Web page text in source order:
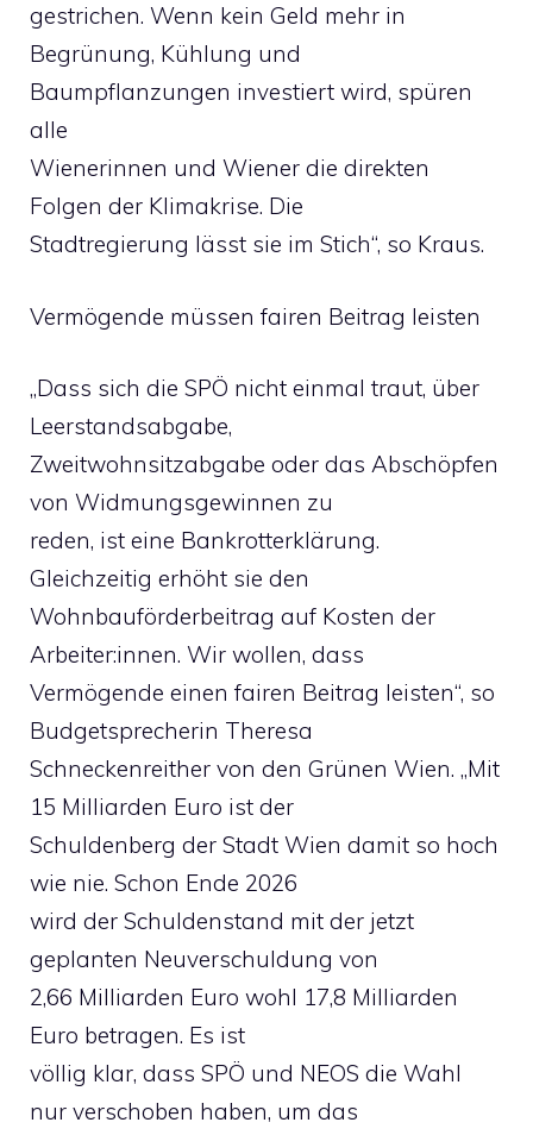
gestrichen. Wenn kein Geld mehr in
Begrünung, Kühlung und
Baumpflanzungen investiert wird, spüren
alle
Wienerinnen und Wiener die direkten
Folgen der Klimakrise. Die
Stadtregierung lässt sie im Stich“, so Kraus.
Vermögende müssen fairen Beitrag leisten
„Dass sich die SPÖ nicht einmal traut, über
Leerstandsabgabe,
Zweitwohnsitzabgabe oder das Abschöpfen
von Widmungsgewinnen zu
reden, ist eine Bankrotterklärung.
Gleichzeitig erhöht sie den
Wohnbauförderbeitrag auf Kosten der
Arbeiter:innen. Wir wollen, dass
Vermögende einen fairen Beitrag leisten“, so
Budgetsprecherin Theresa
Schneckenreither von den Grünen Wien. „Mit
15 Milliarden Euro ist der
Schuldenberg der Stadt Wien damit so hoch
wie nie. Schon Ende 2026
wird der Schuldenstand mit der jetzt
geplanten Neuverschuldung von
2,66 Milliarden Euro wohl 17,8 Milliarden
Euro betragen. Es ist
völlig klar, dass SPÖ und NEOS die Wahl
nur verschoben haben, um das